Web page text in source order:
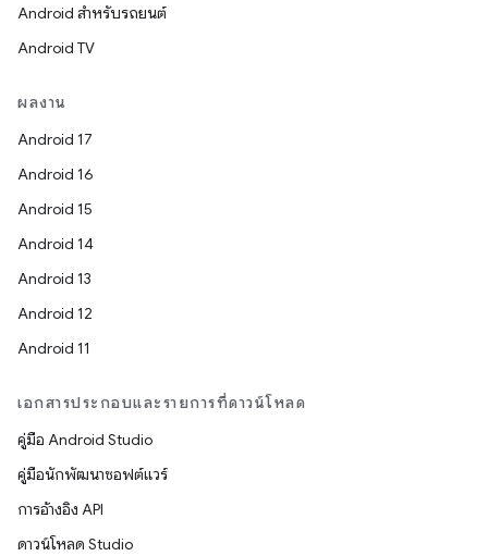
Android สำหรับรถยนต์
Android TV
ผลงาน
Android 17
Android 16
Android 15
Android 14
Android 13
Android 12
Android 11
เอกสารประกอบและรายการที่ดาวน์โหลด
คู่มือ Android Studio
คู่มือนักพัฒนาซอฟต์แวร์
การอ้างอิง API
ดาวน์โหลด Studio